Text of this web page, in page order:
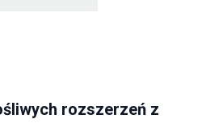
rozszerzeń z